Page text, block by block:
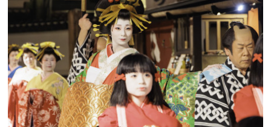
2026年 桜回遊のマップは以下をご確認ください。
＊2025年以前のパンフレットに掲載されていたお守り頒布、店
舗の情報などは各店舗等にご確認ください。